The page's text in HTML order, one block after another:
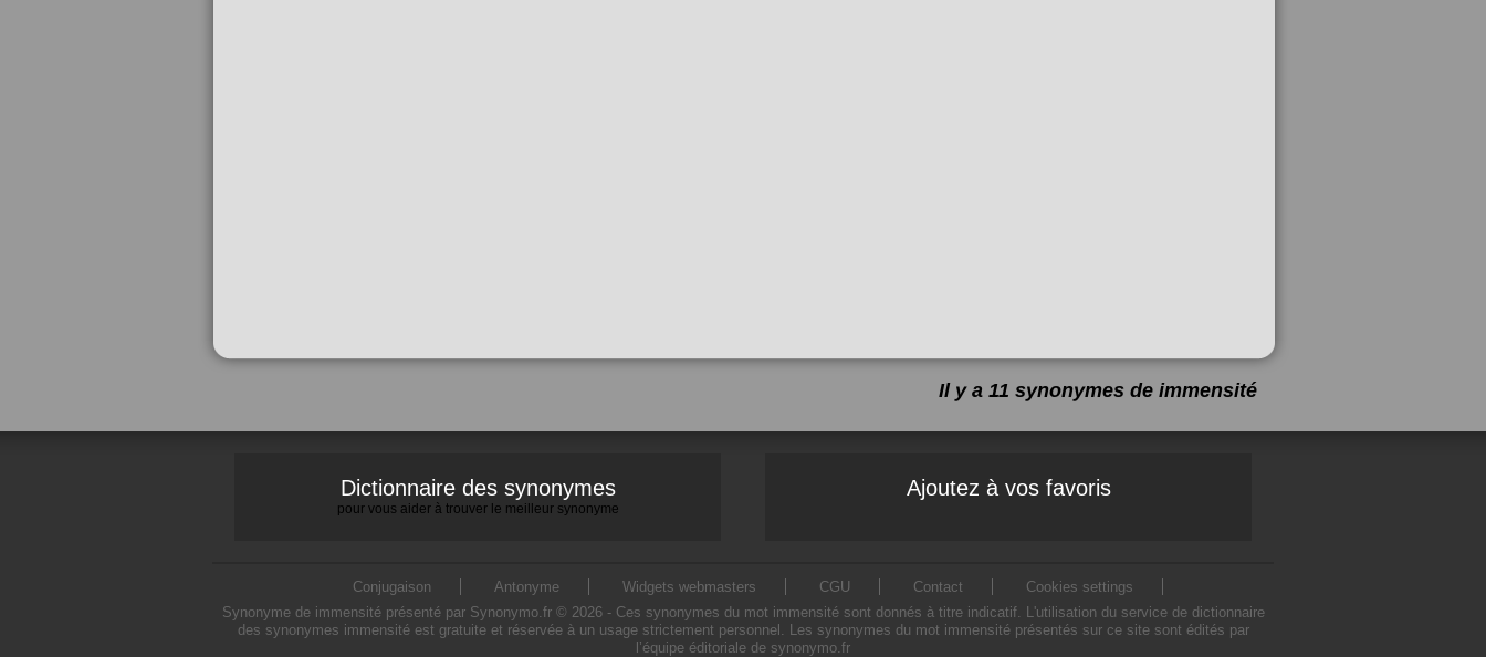
Il y a 11 synonymes de immensité
Dictionnaire des synonymes
pour vous aider à trouver le meilleur synonyme
Ajoutez à vos favoris
Conjugaison Antonyme Widgets webmasters CGU Contact
Cookies settings
Synonyme de immensité présenté par Synonymo.fr © 2026 - Ces synonymes du mot immensité sont donnés à titre indicatif. L'utilisation du service de dictionnaire
des synonymes immensité est gratuite et réservée à un usage strictement personnel. Les synonymes du mot immensité présentés sur ce site sont édités par
l’équipe éditoriale de synonymo.fr